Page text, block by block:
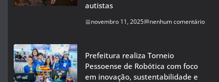
autistas
novembro 11, 2025 nenhum comentário
Prefeitura realiza Torneio
Pessoense de Robótica com foco
em inovação, sustentabilidade e